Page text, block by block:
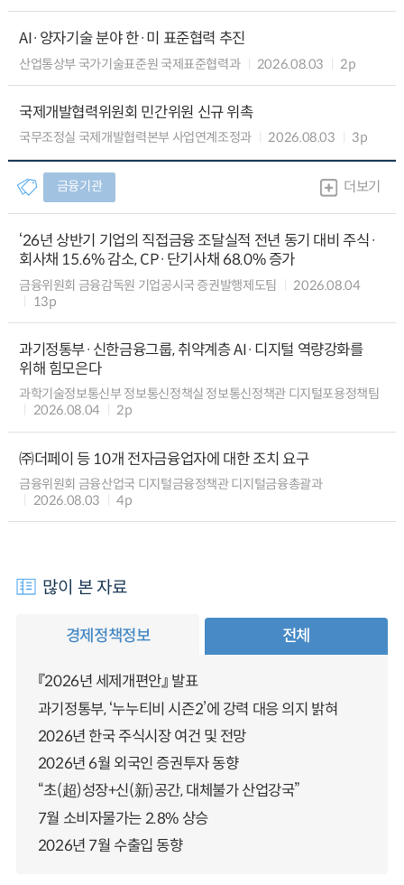
AI·양자기술 분야 한·미 표준협력 추진
산업통상부 국가기술표준원 국제표준협력과 2026.08.03 2p
국제개발협력위원회 민간위원 신규 위촉
국무조정실 국제개발협력본부 사업연계조정과 2026.08.03 3p
금융기관 더보기
‘26년 상반기 기업의 직접금융 조달실적 전년 동기 대비 주식·
회사채 15.6% 감소, CP·단기사채 68.0% 증가
금융위원회 금융감독원 기업공시국 증권발행제도팀
2026.08.04
13p
과기정통부·신한금융그룹, 취약계층 AI·디지털 역량강화를
위해 힘모은다
과학기술정보통신부 정보통신정책실 정보통신정책관 디지털포용정책팀
2026.08.04
2p
㈜더페이 등 10개 전자금융업자에 대한 조치 요구
금융위원회 금융산업국 디지털금융정책관 디지털금융총괄과
2026.08.03
4p
많이 본 자료
경제정책정보 전체
『2026년 세제개편안』 발표
과기정통부, ‘누누티비 시즌2’에 강력 대응 의지 밝혀
2026년 한국 주식시장 여건 및 전망
2026년 6월 외국인 증권투자 동향
“초(超)성장+신(新)공간, 대체불가 산업강국”
7월 소비자물가는 2.8% 상승
2026년 7월 수출입 동향